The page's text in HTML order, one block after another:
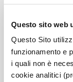
Questo sito web
Questo Sito
funzionamento e
i quali non è
cookie analitici
Le novità per
Relatore: R. Provasi